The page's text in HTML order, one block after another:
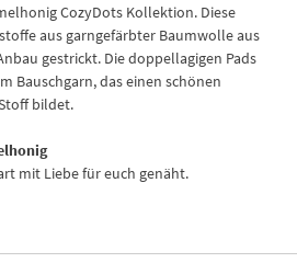
CozyDots Kollektion. Diese
aus garngefärbter Baumwolle aus
gestrickt. Die doppellagigen Pads
Bauschgarn, das einen schönen
bildet.
mit Liebe für euch genäht.